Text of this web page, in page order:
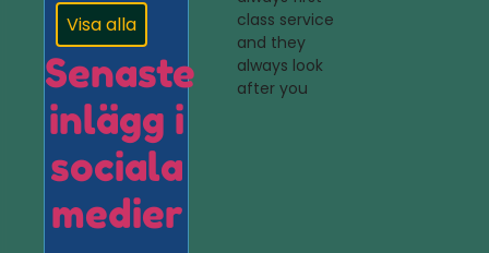
class service
and they
always look
after you
Visa alla
Senaste
inlägg i
sociala
medier